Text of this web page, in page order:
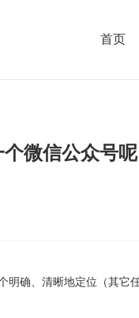
首页
微信公众号呢
确、清晰地定位（其它